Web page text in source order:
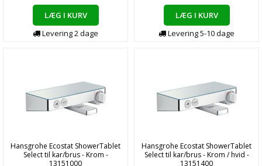
LÆG I KURV
Levering2dage
LÆG I KURV
Levering5-10dage
Hansgrohe Ecostat ShowerTablet
Select til kar/brus - Krom -
13151000
Hansgrohe Ecostat ShowerTablet
Select til kar/brus - Krom / hvid -
13151400